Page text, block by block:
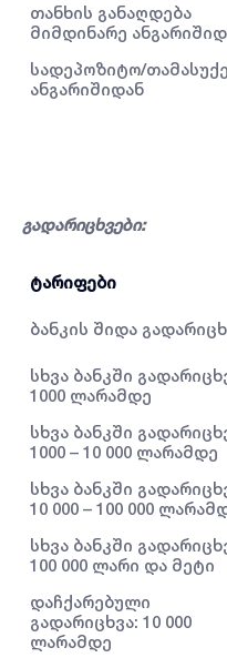
თანხის განაღდება
მიმდინარე
სადეპოზიტო/
ანგარიშიდან
გადარიცხვები:
ტარიფები
ბანკის შიდა
სხვა ბანკში
1000 ლარამდე
სხვა ბანკში
1000 – 10 000 ლარამდე
სხვა ბანკში
10 000 – 100 000
სხვა ბანკში
100 000 ლარი და მეტი
დაჩქარებული
გადარიცხვა: 10 000
ლარამდე